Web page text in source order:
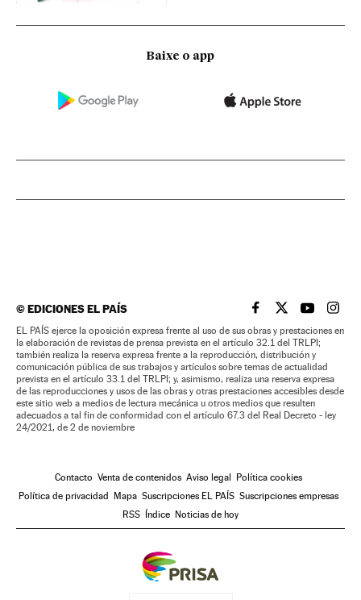
Baixe o app
©EDICIONES EL PAÍS EL PAÍS BRASIL EN
EL PAÍSEL PAÍS
EL
EL PAÍS ejerce la oposición expresa frente al uso de sus obras y prestaciones en
la elaboración de revistas de prensa prevista en el artículo 32.1 del TRLPI;
también realiza la reserva expresa frente a la reproducción, distribución y
comunicación pública de sus trabajos y artículos sobre temas de actualidad
prevista en el artículo 33.1 del TRLPI; y, asimismo, realiza una reserva expresa
de las reproducciones y usos de las obras y otras prestaciones accesibles desde
este sitio web a medios de lectura mecánica u otros medios que resulten
adecuados a tal fin de conformidad con el artículo 67.3 del Real Decreto - ley
24/2021, de 2 de noviembre
Contacto Venta de contenidos Aviso legal
Política cookies
Política de privacidad
Mapa Suscripciones EL PAÍS Suscripciones empresas
RSS
Índice Noticias de hoy